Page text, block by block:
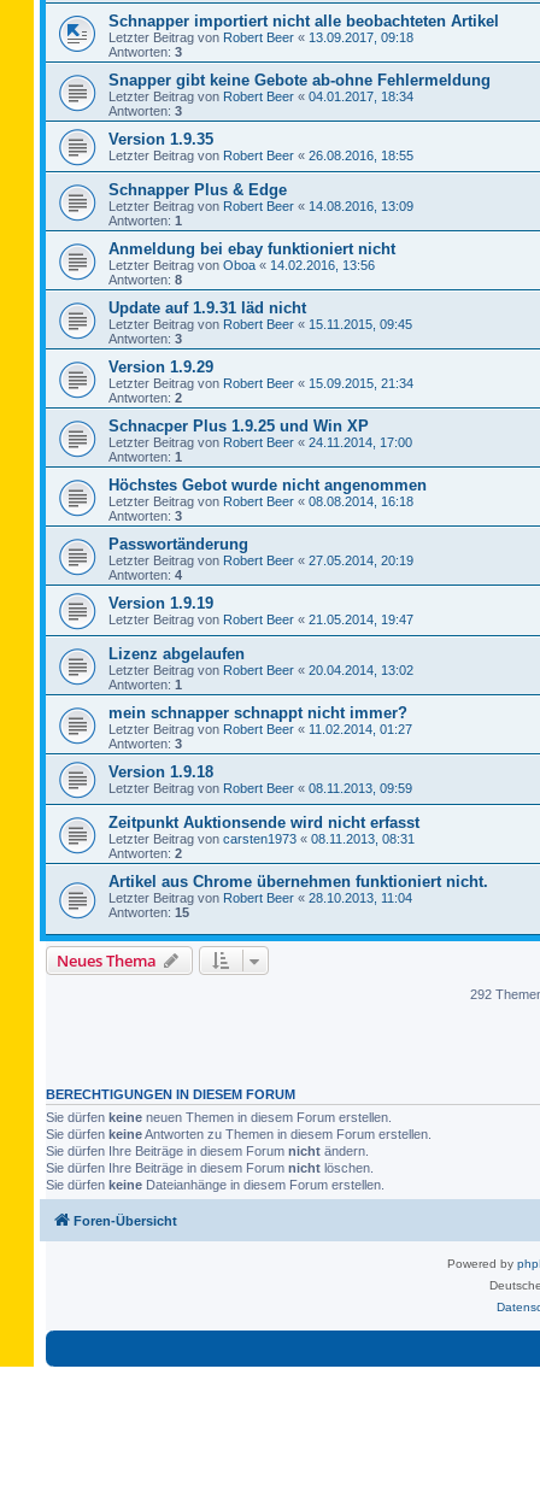
Schnapper importiert nicht alle beobachteten Artikel
Letzter Beitrag von Robert Beer « 13.09.2017, 09:18
Antworten: 3
Snapper gibt keine Gebote ab-ohne Fehlermeldung
Letzter Beitrag von Robert Beer « 04.01.2017, 18:34
Antworten: 3
Version 1.9.35
Letzter Beitrag von Robert Beer « 26.08.2016, 18:55
Schnapper Plus & Edge
Letzter Beitrag von Robert Beer « 14.08.2016, 13:09
Antworten: 1
Anmeldung bei ebay funktioniert nicht
Letzter Beitrag von Oboa « 14.02.2016, 13:56
Antworten: 8
Update auf 1.9.31 läd nicht
Letzter Beitrag von Robert Beer « 15.11.2015, 09:45
Antworten: 3
Version 1.9.29
Letzter Beitrag von Robert Beer « 15.09.2015, 21:34
Antworten: 2
Schnacper Plus 1.9.25 und Win XP
Letzter Beitrag von Robert Beer « 24.11.2014, 17:00
Antworten: 1
Höchstes Gebot wurde nicht angenommen
Letzter Beitrag von Robert Beer « 08.08.2014, 16:18
Antworten: 3
Passwortänderung
Letzter Beitrag von Robert Beer « 27.05.2014, 20:19
Antworten: 4
Version 1.9.19
Letzter Beitrag von Robert Beer « 21.05.2014, 19:47
Lizenz abgelaufen
Letzter Beitrag von Robert Beer « 20.04.2014, 13:02
Antworten: 1
mein schnapper schnappt nicht immer?
Letzter Beitrag von Robert Beer « 11.02.2014, 01:27
Antworten: 3
Version 1.9.18
Letzter Beitrag von Robert Beer « 08.11.2013, 09:59
Zeitpunkt Auktionsende wird nicht erfasst
Letzter Beitrag von carsten1973 « 08.11.2013, 08:31
Antworten: 2
Artikel aus Chrome übernehmen funktioniert nicht.
Letzter Beitrag von Robert Beer « 28.10.2013, 11:04
Antworten: 15
Neues Thema
292
BERECHTIGUNGEN IN DIESEM FORUM
Sie dürfen keine neuen Themen in diesem Forum erstellen.
Sie dürfen keineAntworten zu Themen in diesem Forum erstellen.
Sie dürfen Ihre Beiträge in diesem Forum nicht ändern.
Sie dürfen Ihre Beiträge in diesem Forum nicht löschen.
Sie dürfen keine Dateianhänge in diesem Forum erstellen.
Foren-Übersicht
Powered by